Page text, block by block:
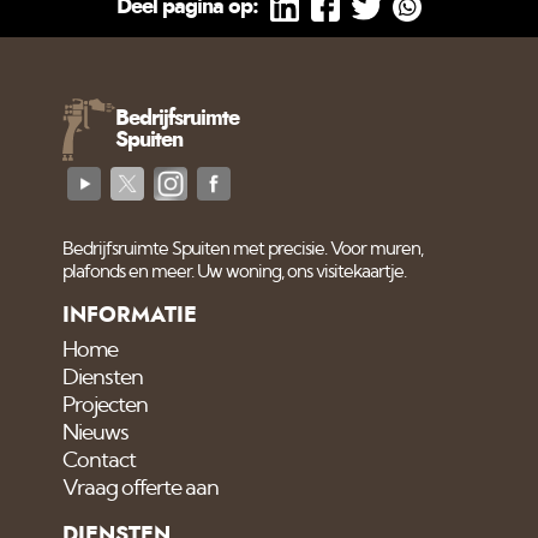
Deel pagina op:
Bedrijfsruimte
Spuiten
Bedrijfsruimte Spuiten met precisie. Voor muren,
plafonds en meer. Uw woning, ons visitekaartje.
INFORMATIE
Home
Diensten
Projecten
Nieuws
Contact
Vraag offerte aan